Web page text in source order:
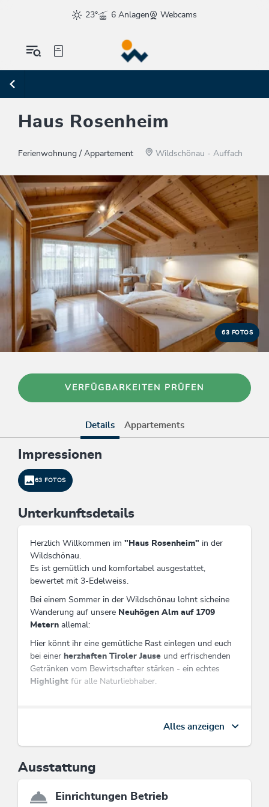
23° 6 Anlagen Webcams
Haus Rosenheim
Ferienwohnung / Appartement Wildschönau - Auffach
63 FOTOS
VERFÜGBARKEITEN PRÜFEN
Details Appartements
Impressionen
63 FOTOS
Unterkunftsdetails
Herzlich Willkommen im "Haus Rosenheim" in der
Wildschönau.
Es ist gemütlich und komfortabel ausgestattet,
bewertet mit 3-Edelweiss.
Bei einem Sommer in der Wildschönau lohnt sicheine
Wanderung auf unsere Neuhögen Alm auf 1709
Metern allemal:
Hier könnt ihr eine gemütliche Rast einlegen und euch
bei einer herzhaften Tiroler Jause und erfrischenden
Getränken vom Bewirtschafter stärken - ein echtes
Highlight für alle Naturliebhaber.
Drei schöne, grosszügige Ferienwohnungen,die nach
Erholung ein.
Ankommen, wohlfühlen und genießen Sie ihre
dem Brötchenservice.
Alles anzeigen
Ausstattung
Einrichtungen Betrieb